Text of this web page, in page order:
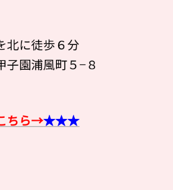
北に徒歩６分
子園浦風町５−８
ちら→★★★